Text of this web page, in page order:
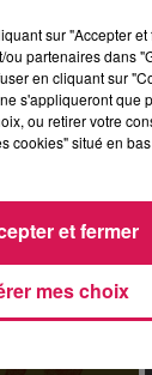
de la
sur "Accepter
partenaires dans
en cliquant sur
s'appliqueront que
ou retirer votre
cookies" situé en
mes choix
et fermer